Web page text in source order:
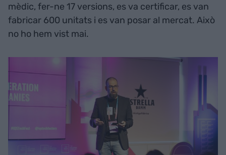
mèdic, fer-ne 17 versions, es va certificar, es van
fabricar 600 unitats i es van posar al mercat. Això
no ho hem vist mai.